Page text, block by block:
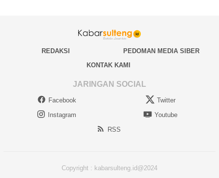
REDAKSI
PEDOMAN MEDIA SIBER
KONTAK KAMI
JARINGAN SOCIAL
Facebook
Twitter
Instagram
Youtube
RSS
Copyright : kabarsulteng.id@2024